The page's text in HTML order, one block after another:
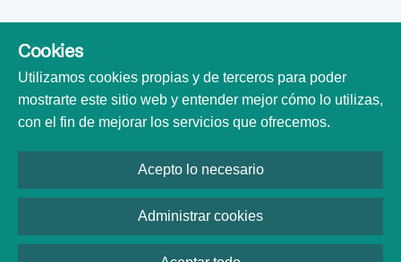
Todas las marcas comerciales, logotipos y nombres de marca son
propiedad de sus respectivos dueños. Todos los nombres de empresas,
productos y servicios utilizados en este sitio web son solo para fines de
identificación. El uso de estos nombres, marcas comerciales y nombres de
marca no implica afiliación ni respaldo.
Desarrollado por
Cookies
Utilizamos cookies propias y de terceros para poder
mostrarte este sitio web y entender mejor cómo lo utilizas,
con el fin de mejorar los servicios que ofrecemos.
Acepto lo necesario
Administrar cookies